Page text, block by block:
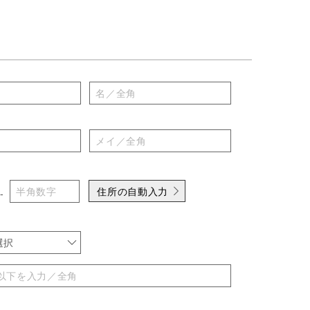
- 住所の自動入力
択